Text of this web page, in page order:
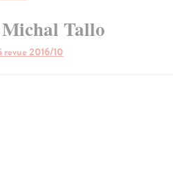
Tallo
2016/10